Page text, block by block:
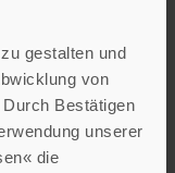
gestalten und
von
Bestätigen
unserer
die